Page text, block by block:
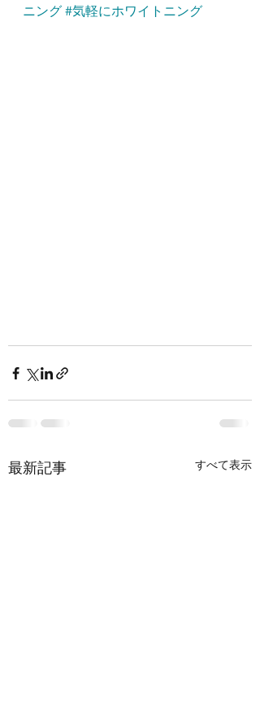
ニング #気軽にホワイトニング
最新記事 すべて表示